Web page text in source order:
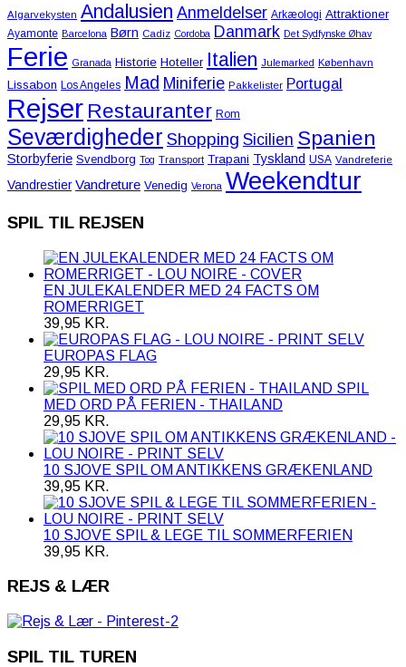
Algarvekysten Andalusien Anmeldelser Arkæologi Attraktioner
Ayamonte Barcelona Børn Cadiz Cordoba Danmark Det Sydfynske Øhav
Ferie Granada Historie Hoteller Italien Julemarked København
Lissabon Los Angeles Mad Miniferie Pakkelister Portugal
Rejser Restauranter Rom
Seværdigheder Shopping Sicilien Spanien
Storbyferie Svendborg Tog Transport Trapani Tyskland USA Vandreferie
Vandrestier Vandreture Venedig Verona Weekendtur
SPIL TIL REJSEN
EN JULEKALENDER MED 24 FACTS OM
ROMERRIGET
39,95 KR.
EUROPAS FLAG
29,95 KR.
SPIL
MED ORD PÅ FERIEN - THAILAND
29,95 KR.
10 SJOVE SPIL OM ANTIKKENS GRÆKENLAND
39,95 KR.
10 SJOVE SPIL & LEGE TIL SOMMERFERIEN
39,95 KR.
REJS & LÆR
SPIL TIL TUREN